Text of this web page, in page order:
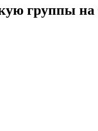
группы на